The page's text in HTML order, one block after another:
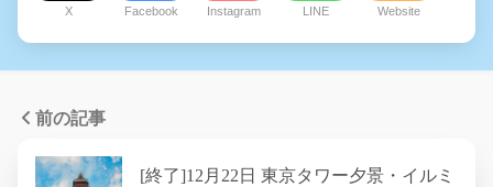
X Facebook Instagram LINE Website
前の記事
[終了]12月22日 東京タワー夕景・イルミ